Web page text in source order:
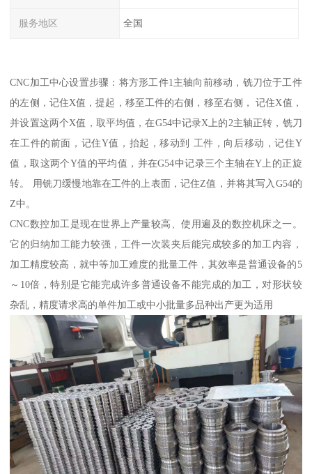
服务地区 全国
CNC加工中心设置步骤：将方形工件1主轴向前移动，铣刀位于工件
的左侧，记住X值，提起，移至工件的右侧，移至右侧， 记住X值，
并设置这两个X值，取平均值，在G54中记录X上的2主轴正转，铣刀
在工件的前面，记住Y值，抬起，移动到 工件，向后移动，记住Y
值，取这两个Y值的平均值，并在G54中记录三个主轴在Y上的正旋
转。 用铣刀缓慢地靠在工件的上表面，记住Z值，并将其写入G54的
Z中。
CNC数控加工是现在世界上产量较高、使用遍及的数控机床之一。
它的归纳加工能力较强，工件一次装夹后能完成较多的加工内容，
加工精度较高，就中等加工难度的批量工件，其效率是普通设备的5
～10倍，特别是它能完成许多普通设备不能完成的加工，对形状较
杂乱，精度请求高的单件加工或中小批量多品种出产更为适用